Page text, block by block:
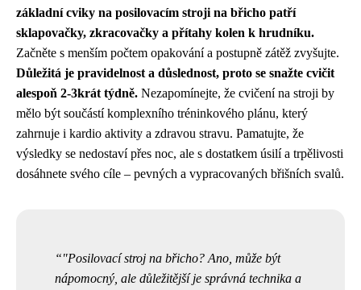
základní cviky na posilovacím stroji na břicho patří
sklapovačky, zkracovačky a přítahy kolen k hrudníku.
Začněte s menším počtem opakování a postupně zátěž zvyšujte.
Důležitá je pravidelnost a důslednost, proto se snažte cvičit
alespoň 2-3krát týdně. Nezapomínejte, že cvičení na stroji by
mělo být součástí komplexního tréninkového plánu, který
zahrnuje i kardio aktivity a zdravou stravu. Pamatujte, že
výsledky se nedostaví přes noc, ale s dostatkem úsilí a trpělivosti
dosáhnete svého cíle – pevných a vypracovaných břišních svalů.
"Posilovací stroj na břicho? Ano, může být
nápomocný, ale důležitější je správná technika a